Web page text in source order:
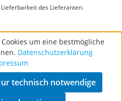
des Lieferanten.
um eine bestmögliche
Datenschutzerklärung
technisch notwendige